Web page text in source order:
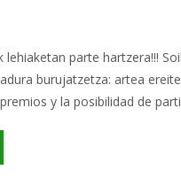
lehiaketan parte hartzera!!!
burujatzetza: artea
y la posibilidad de